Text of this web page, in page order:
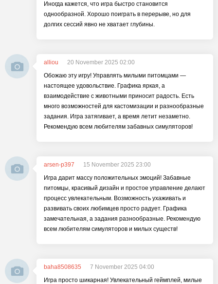
Иногда кажется, что игра быстро становится
однообразной. Хорошо поиграть в перерыве, но для
долгих сессий явно не хватает глубины.
alliou
20 November 2025 02:00
Обожаю эту игру! Управлять милыми питомцами —
настоящее удовольствие. Графика яркая, а
взаимодействие с животными приносит радость. Есть
много возможностей для кастомизации и разнообразные
задания. Игра затягивает, а время летит незаметно.
Рекомендую всем любителям забавных симуляторов!
arsen-p397
15 November 2025 23:00
Игра дарит массу положительных эмоций! Забавные
питомцы, красивый дизайн и простое управление делают
процесс увлекательным. Возможность ухаживать и
развивать своих любимцев просто радует. Графика
замечательная, а задания разнообразные. Рекомендую
всем любителям симуляторов и милых существ!
baha8508635
7 November 2025 04:00
Игра просто шикарная! Увлекательный геймплей, милые